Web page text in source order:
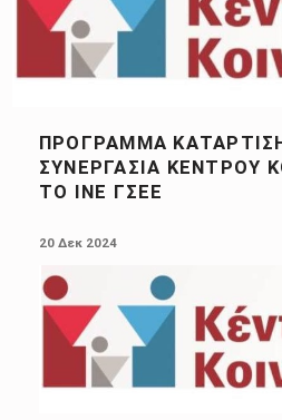
ΠΡΌΓΡΑΜΜΑ
ΣΥΝΕΡΓΑΣΊΑ ΚΈΝΤΡΟΥ
ΤΟ ΙΝΕ ΓΣΕΕ
20 Δεκ 2024